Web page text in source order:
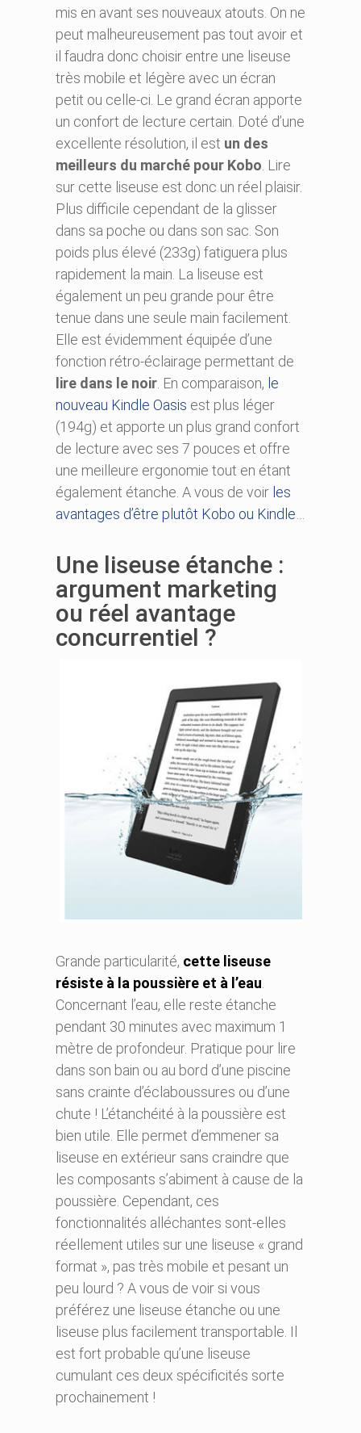
mis en avant ses nouveaux atouts. On ne
peut malheureusement pas tout avoir et
il faudra donc choisir entre une liseuse
très mobile et légère avec un écran
petit ou celle-ci. Le grand écran apporte
un confort de lecture certain. Doté d’une
excellente résolution, il est un des
meilleurs du marché pour Kobo . Lire
sur cette liseuse est donc un réel plaisir.
Plus difficile cependant de la glisser
dans sa poche ou dans son sac. Son
poids plus élevé (233g) fatiguera plus
rapidement la main. La liseuse est
également un peu grande pour être
tenue dans une seule main facilement.
Elle est évidemment équipée d’une
fonction rétro-éclairage permettant de
lire dans le noir . En comparaison, le
nouveau Kindle Oasis est plus léger
(194g) et apporte un plus grand confort
de lecture avec ses 7 pouces et offre
une meilleure ergonomie tout en étant
également étanche. A vous de voir les
avantages d’être plutôt Kobo ou Kindle
Une liseuse étanche :
argument marketing
ou réel avantage
concurrentiel ?
Grande particularité, cette liseuse
résiste à la poussière et à l’eau.
Concernant l’eau, elle reste étanche
pendant 30 minutes avec maximum 1
mètre de profondeur. Pratique pour lire
dans son bain ou au bord d’une piscine
sans crainte d’éclaboussures ou d’une
chute ! L’étanchéité à la poussière est
bien utile. Elle permet d’emmener sa
liseuse en extérieur sans craindre que
les composants s’abiment à cause de la
poussière. Cependant, ces
fonctionnalités alléchantes sont-elles
réellement utiles sur une liseuse « grand
format », pas très mobile et pesant un
peu lourd ? A vous de voir si vous
préférez une liseuse étanche ou une
liseuse plus facilement transportable. Il
est fort probable qu’une liseuse
cumulant ces deux spécificités sorte
prochainement !